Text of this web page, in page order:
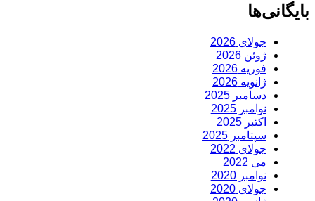
بایگانی‌ها
جولای 2026
ژوئن 2026
فوریه 2026
ژانویه 2026
دسامبر 2025
نوامبر 2025
اکتبر 2025
سپتامبر 2025
جولای 2022
می 2022
نوامبر 2020
جولای 2020